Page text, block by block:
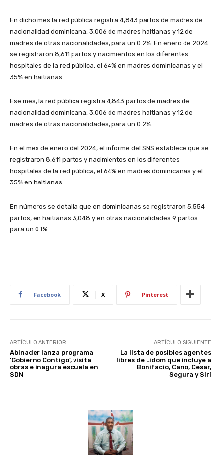
En dicho mes la red pública registra 4,843 partos de madres de
nacionalidad dominicana, 3,006 de madres haitianas y 12 de
madres de otras nacionalidades, para un 0.2%. En enero de 2024
se registraron 8,611 partos y nacimientos en los diferentes
hospitales de la red pública, el 64% en madres dominicanas y el
35% en haitianas.
Ese mes, la red pública registra 4,843 partos de madres de
nacionalidad dominicana, 3,006 de madres haitianas y 12 de
madres de otras nacionalidades, para un 0.2%.
En el mes de enero del 2024, el informe del SNS establece que se
registraron 8,611 partos y nacimientos en los diferentes
hospitales de la red pública, el 64% en madres dominicanas y el
35% en haitianas.
En números se detalla que en dominicanas se registraron 5,554
partos, en haitianas 3,048 y en otras nacionalidades 9 partos
para un 0.1%.
Facebook X Pinterest
ARTÍCULO ANTERIOR
Abinader lanza programa
'Gobierno Contigo', visita
obras e inagura escuela en
SDN
ARTÍCULO SIGUIENTE
La lista de posibles agentes
libres de Lidom que incluye a
Bonifacio, Canó, César,
Segura y Sirí